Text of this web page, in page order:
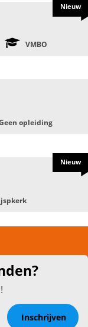
VMBO
Nieuw
opleiding
Nieuw
Inschrijven